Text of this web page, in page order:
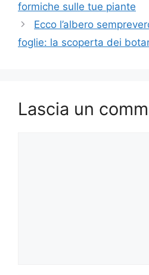
formiche sulle tue piante
Ecco l’albero
foglie: la scoperta dei
Lascia un